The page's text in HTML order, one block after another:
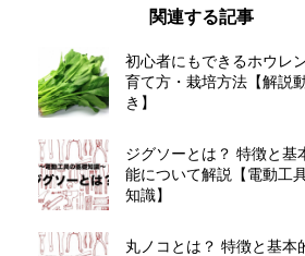
関連する記事
初心者にもできるホウレ
育て方・栽培方法【解説
き】
ジグソーとは？ 特徴と基
能について解説【電動工
知識】
丸ノコとは？ 特徴と基本